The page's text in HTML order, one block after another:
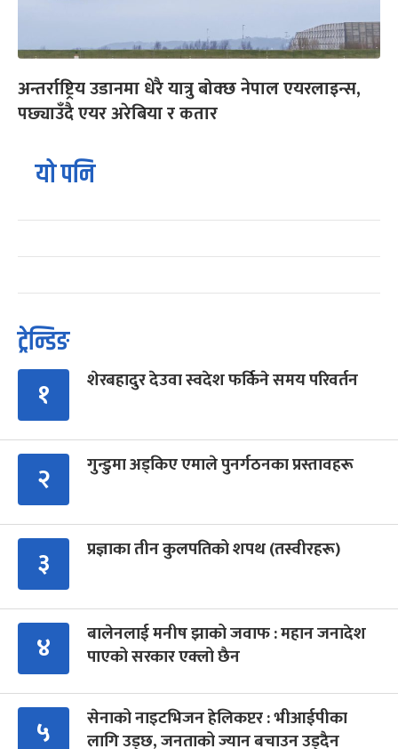
अन्तर्राष्ट्रिय उडानमा धेरै यात्रु बोक्छ नेपाल एयरलाइन्स,
पछ्याउँदै एयर अरेबिया र कतार
यो पनि
ट्रेन्डिङ
१ शेरबहादुर देउवा स्वदेश फर्किने समय परिवर्तन
२ गुन्डुमा अड्किए एमाले पुनर्गठनका प्रस्तावहरू
३ प्रज्ञाका तीन कुलपतिको शपथ (तस्वीरहरू)
४
बालेनलाई मनीष झाको जवाफ : महान जनादेश
पाएको सरकार एक्लो छैन
५
सेनाको नाइटभिजन हेलिकप्टर : भीआईपीका
लागि उड्छ, जनताको ज्यान बचाउन उड्दैन